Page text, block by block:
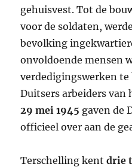
gehuisvest. Tot de
voor de soldaten,
bevolking
onvoldoende mensen
verdedigingswerken
Duitsers arbeiders van
29 mei 1945 gaven de
officieel over aan de
Terschelling kentdrie